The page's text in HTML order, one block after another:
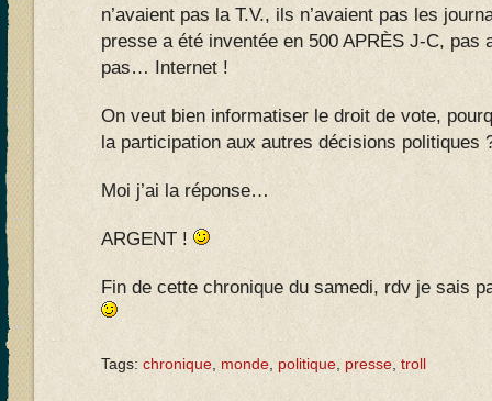
n’avaient pas la T.V., ils n’avaient pas les
presse a été inventée en 500 APRÈS J-C, pas
pas… Internet !
On veut bien informatiser le droit de vote,
la participation aux autres décisions politiques
Moi j’ai la réponse…
ARGENT !
Fin de cette chronique du samedi, rdv je sais
Tags: chronique monde politique presse troll